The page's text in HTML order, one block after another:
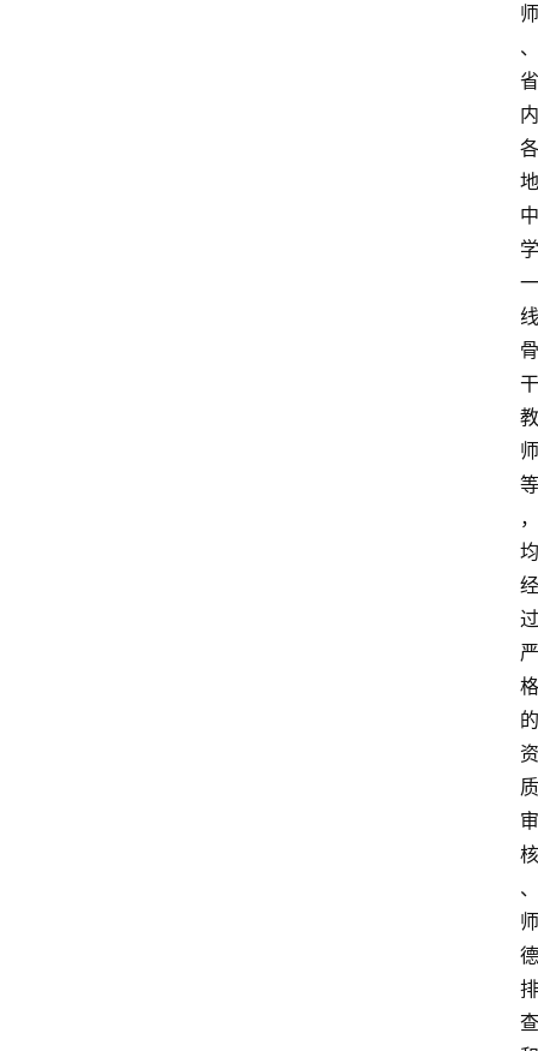
师
、
省
内
各
地
中
学
一
线
骨
干
教
师
等
，
均
经
过
严
格
的
资
质
审
核
、
师
德
排
查